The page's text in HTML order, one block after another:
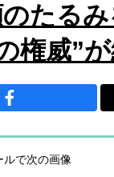
たる
権威”
で次の画像